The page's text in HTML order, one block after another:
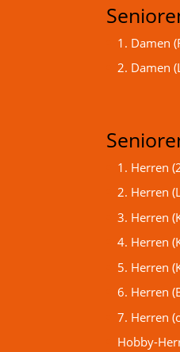
1. Damen
2. Damen
1. Herren
2. Herren
3. Herren
4. Herren
5. Herren
6. Herren
7. Herren
Hobby-